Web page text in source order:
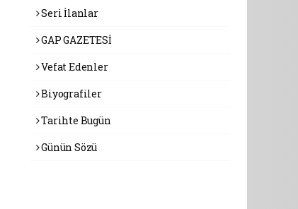
Seri İlanlar
GAP GAZETESİ
Vefat Edenler
Biyografiler
Tarihte Bugün
Günün Sözü